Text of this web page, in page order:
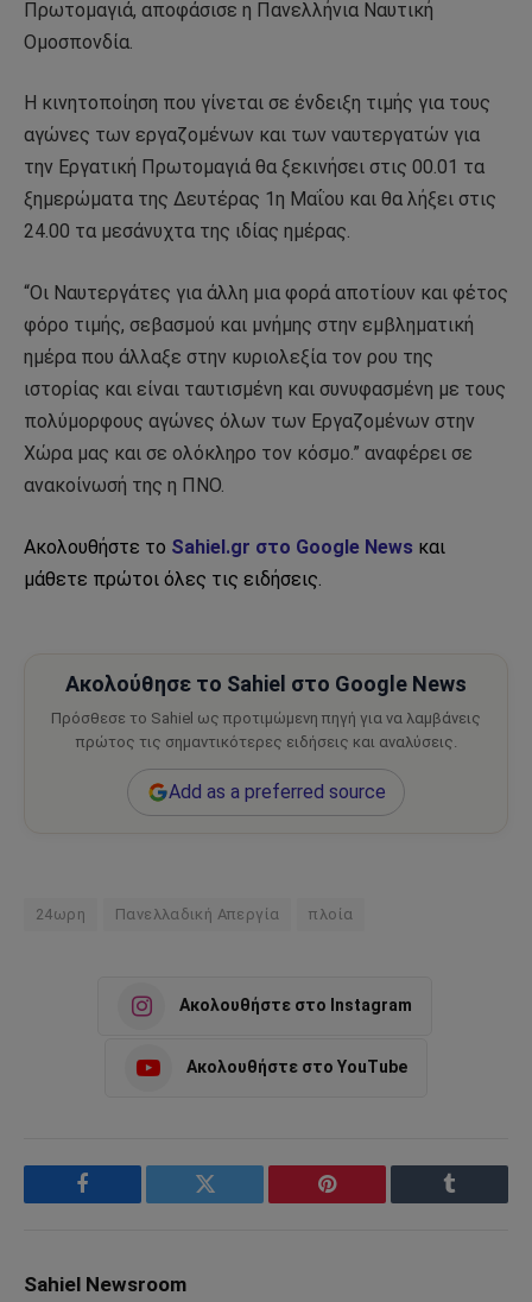
Πρωτομαγιά, αποφάσισε η Πανελλήνια Ναυτική
Ομοσπονδία.
Η κινητοποίηση που γίνεται σε ένδειξη τιμής για τους
αγώνες των εργαζομένων και των ναυτεργατών για
την Εργατική Πρωτομαγιά θα ξεκινήσει στις 00.01 τα
ξημερώματα της Δευτέρας 1η Μαΐου και θα λήξει στις
24.00 τα μεσάνυχτα της ιδίας ημέρας.
“Οι Ναυτεργάτες για άλλη μια φορά αποτίουν και φέτος
φόρο τιμής, σεβασμού και μνήμης στην εμβληματική
ημέρα που άλλαξε στην κυριολεξία τον ρου της
ιστορίας και είναι ταυτισμένη και συνυφασμένη με τους
πολύμορφους αγώνες όλων των Εργαζομένων στην
Χώρα μας και σε ολόκληρο τον κόσμο.” αναφέρει σε
ανακοίνωσή της η ΠΝΟ.
Ακολουθήστε το Sahiel.gr στο Google News και
μάθετε πρώτοι όλες τις ειδήσεις.
Ακολούθησε το Sahiel στο Google News
Πρόσθεσε το Sahiel ως προτιμώμενη πηγή για να λαμβάνεις
πρώτος τις σημαντικότερες ειδήσεις και αναλύσεις.
Add as a preferred source
24ωρη Πανελλαδική Απεργία πλοία
Ακολουθήστε στο Instagram
Ακολουθήστε στο YouTube
Facebook Twitter Pinterest Tumblr
Sahiel Newsroom